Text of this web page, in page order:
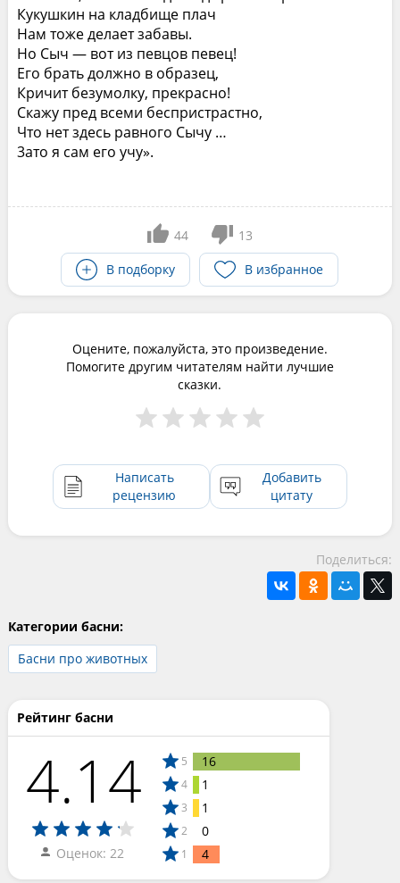
Кукушкин на кладбище плач
Нам тоже делает забавы.
Но Сыч — вот из певцов певец!
Его брать должно в образец,
Кричит безумолку, прекрасно!
Скажу пред всеми беспристрастно,
Что нет здесь равного Сычу …
3ато я сам его учу».
44
13
В подборку
В избранное
Оцените, пожалуйста, это произведение.
Помогите другим читателям найти лучшие
сказки.
Написать
рецензию
Добавить
цитату
Поделиться:
Категории басни:
Басни про животных
Рейтинг басни
4.14
Оценок: 22
5 16
4 1
3 1
2 0
1 4